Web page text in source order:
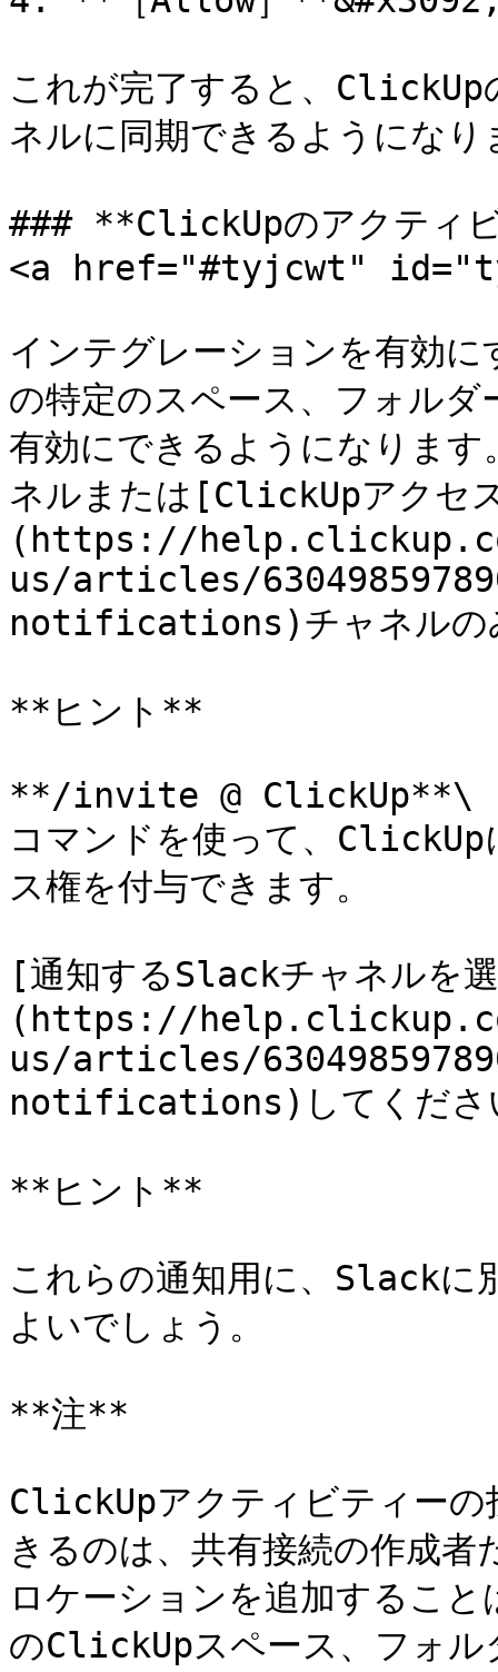
これが完了すると、
ネルに同期できるようになり
### **ClickUpのアクティ
<a href="#tyjcwt"
インテグレーションを有効
の特定のスペース、フォル
有効にできるようになりま
ネルまたは[ClickUpアクセ
(https://
us/articles/
notifications)チャネルの
**ヒント**
**/invite @ ClickUp**\
コマンドを使って、ClickUp
ス権を付与できます。
[通知するSlackチャネルを
(https://
us/articles/
notifications)してくださ
**ヒント**
これらの通知用に、Slack
よいでしょう。
**注**
ClickUpアクティビティーの
きるのは、共有接続の作成
ロケーションを追加するこ
のClickUpスペース、フォル